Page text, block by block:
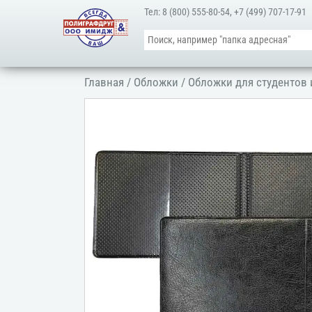
Тел: 8 (800) 555-80-54,+7 (499) 707-17-91
Главная / Обложки / Обложки для